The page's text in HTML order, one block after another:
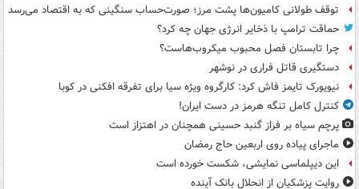
توقف طولانی کامیون‌ها پشت مرز؛ صورت‌حساب سنگینی که به اقتصاد می‌رسد
حماقت ترامپ با ذخایر انرژی جهان چه کرد؟
چرا تابستان فصل محبوب میکروب‌هاست؟
دستگیری قاتل فراری در نوشهر
نیویورک تایمز فاش کرد: کارگروه ویژه سیا برای تفرقه افکنی در کوبا
کنترل کامل تنگه هرمز در دست ایران!
پرچم سیاه بر فراز گنبد حسینی همچنان در اهتزاز است
ماجرای پیاده روی اربعین حاج رمضان
این دیپلماسی نمایشی، شکست خورده است
روایت پزشکیان از انحلال بانک آینده